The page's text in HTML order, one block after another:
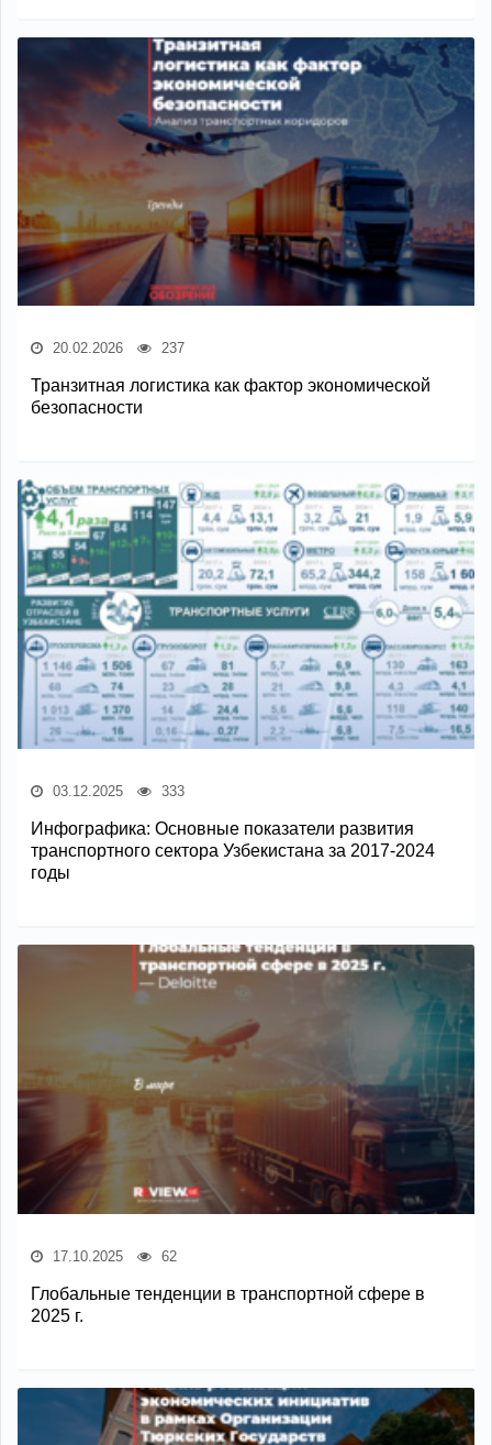
20.02.2026 237
Транзитная логистика как фактор экономической
безопасности
03.12.2025 333
Инфографика: Основные показатели развития
транспортного сектора Узбекистана за 2017-2024
годы
17.10.2025 62
Глобальные тенденции в транспортной сфере в
2025 г.